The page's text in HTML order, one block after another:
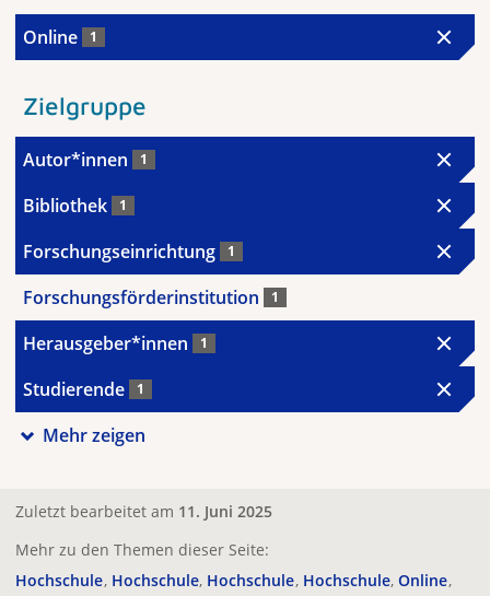
Online 1
Zielgruppe
Autor*innen 1
Bibliothek 1
Forschungseinrichtung 1
Forschungsförderinstitution 1
Herausgeber*innen 1
Studierende 1
Mehr zeigen
Zuletzt bearbeitet am 11. Juni 2025
Mehr zu den Themen dieser Seite:
Hochschule Hochschule Hochschule Hochschule Online